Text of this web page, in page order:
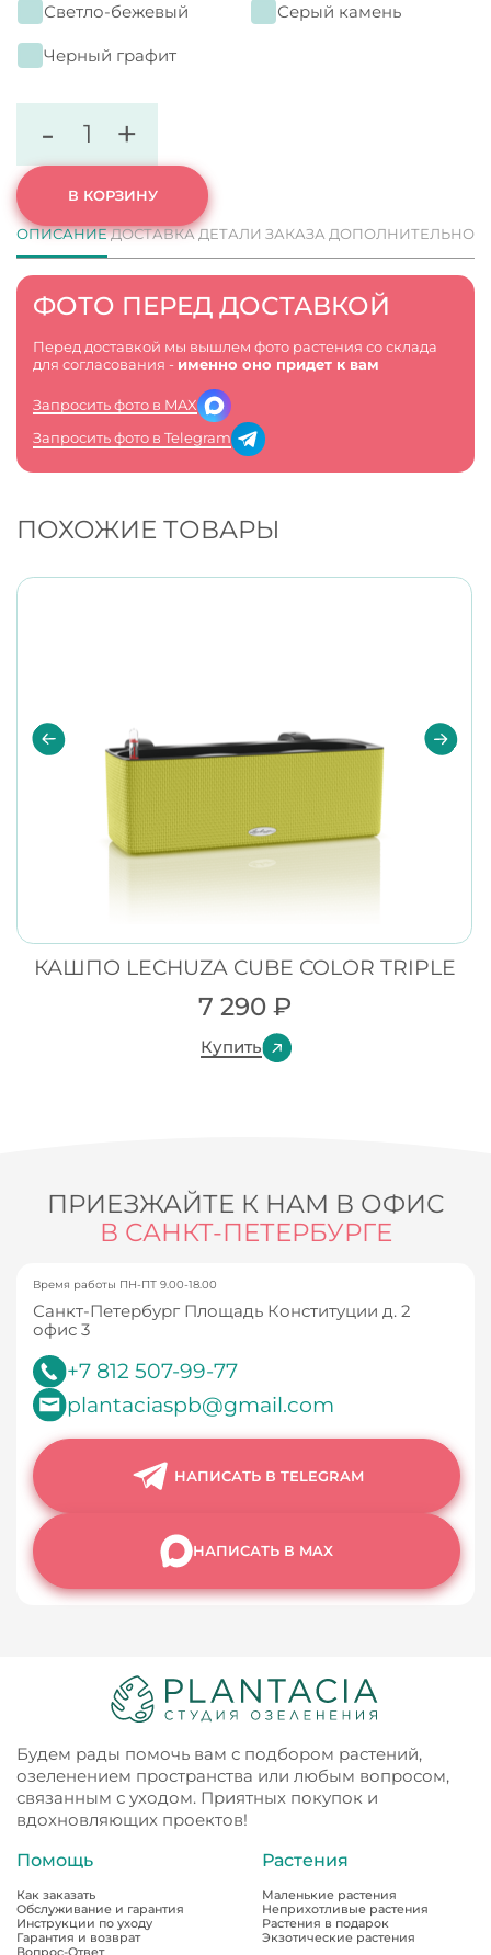
Светло-бежевый Серый камень
Черный графит
- +
В КОРЗИНУ
ФОТО ПЕРЕД ДОСТАВКОЙ
Перед доставкой мы вышлем фото растения со склада
для согласования - именно оно придет к вам
Запросить фото в MAX
Запросить фото в Telegram
ОПИСАНИЕДОСТАВКАДЕТАЛИ ЗАКАЗА ДОПОЛНИТЕЛЬНО
ПОХОЖИЕ ТОВАРЫ
КАШПО LECHUZA CUBE COLOR TRIPLE
7 290 ₽
Купить
ПРИЕЗЖАЙТЕ К НАМ В ОФИС
В САНКТ-ПЕТЕРБУРГЕ
Время работы ПН-ПТ 9.00-18.00
Санкт-Петербург Площадь Конституции д. 2
офис 3
+7 812 507-99-77
plantaciaspb@gmail.com
НАПИСАТЬ В TELEGRAM
НАПИСАТЬ В MAX
Будем рады помочь вам с подбором растений,
озеленением пространства или любым вопросом,
связанным с уходом. Приятных покупок и
вдохновляющих проектов!
Помощь
Как заказать
Обслуживание и гарантия
Инструкции по уходу
Гарантия и возврат
Вопрос-Ответ
Растения
Маленькие растения
Неприхотливые растения
Растения в подарок
Экзотические растения